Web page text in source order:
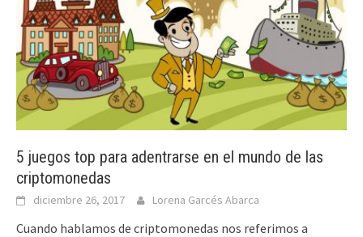
5 juegos top para adentrarse en el mundo de las
criptomonedas
diciembre 26, 2017 Lorena Garcés Abarca
Cuando hablamos de criptomonedas nos referimos a